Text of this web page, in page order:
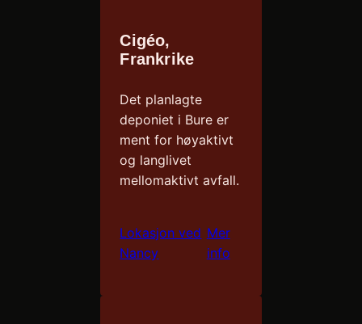
Cigéo,
Frankrike
Det planlagte
deponiet i Bure er
ment for høyaktivt
og langlivet
mellomaktivt avfall.
Lokasjon ved
Nancy
Mer
info